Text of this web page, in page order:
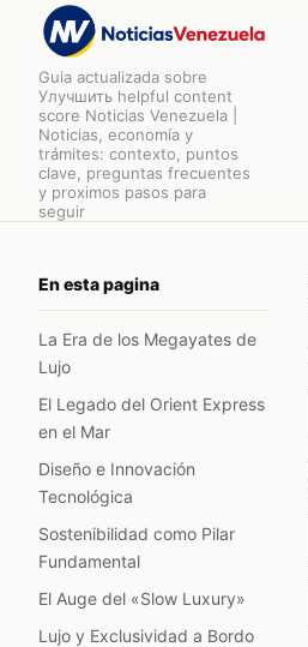
Guia actualizada sobre
Улучшить helpful content
score Noticias Venezuela |
Noticias, economía y
trámites: contexto, puntos
clave, preguntas frecuentes
y proximos pasos para
seguir
En esta pagina
La Era de los Megayates de
Lujo
El Legado del Orient Express
en el Mar
Diseño e Innovación
Tecnológica
Sostenibilidad como Pilar
Fundamental
El Auge del «Slow Luxury»
Lujo y Exclusividad a Bordo